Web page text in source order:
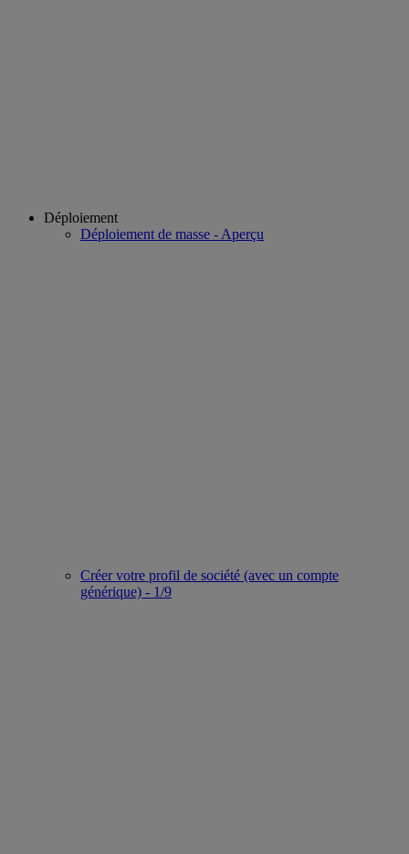
Déploiement
Déploiement de masse - Aperçu
Créer votre profil de société (avec un compte
générique) - 1/9